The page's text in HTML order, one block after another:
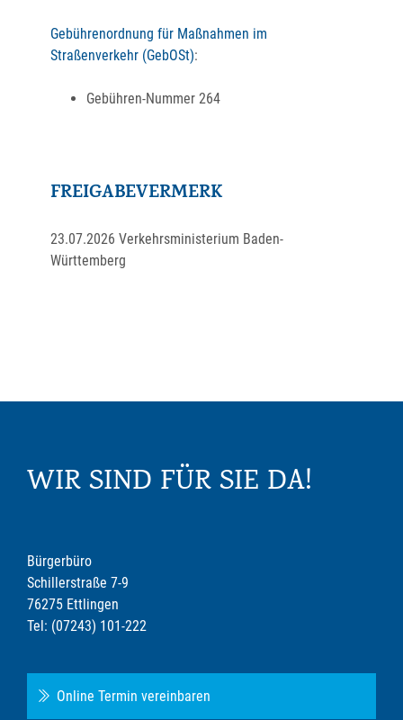
Gebührenordnung für Maßnahmen im
Straßenverkehr (GebOSt):
Gebühren-Nummer 264
FREIGABEVERMERK
23.07.2026 Verkehrsministerium Baden-
Württemberg
WIR SIND FÜR SIE DA!
Bürgerbüro
Schillerstraße 7-9
76275 Ettlingen
Tel: (07243) 101-222
Online Termin vereinbaren